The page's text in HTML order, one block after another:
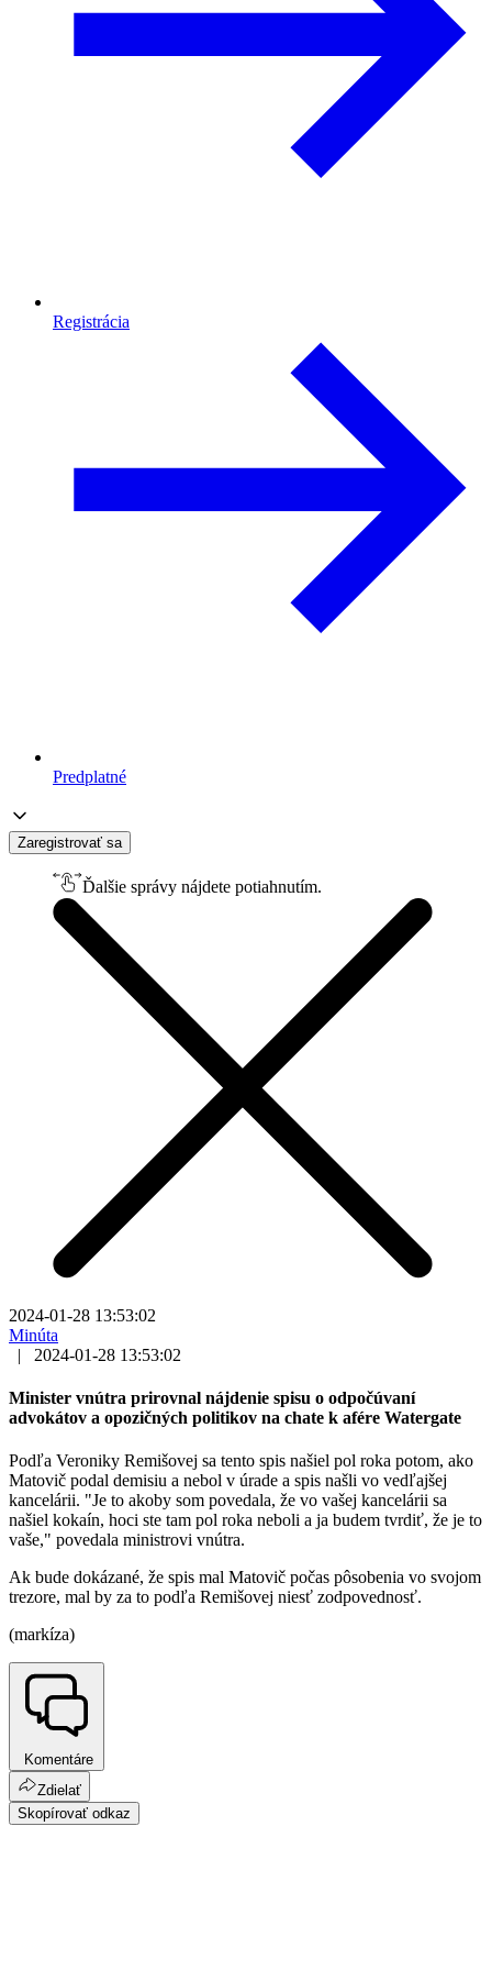
Registrácia
Predplatné
Zaregistrovať sa
Ďalšie správy nájdete potiahnutím.
2024-01-28 13:53:02
Minúta
|
2024-01-28 13:53:02
Minister vnútra prirovnal nájdenie spisu o odpočúvaní
advokátov a opozičných politikov na chate k afére Watergate
Podľa Veroniky Remišovej sa tento spis našiel pol roka potom, ako
Matovič podal demisiu a nebol v úrade a spis našli vo vedľajšej
kancelárii. "Je to akoby som povedala, že vo vašej kancelárii sa
našiel kokaín, hoci ste tam pol roka neboli a ja budem tvrdiť, že je to
vaše," povedala ministrovi vnútra.
Ak bude dokázané, že spis mal Matovič počas pôsobenia vo svojom
trezore, mal by za to podľa Remišovej niesť zodpovednosť.
(markíza)
Komentáre
Zdielať
Skopírovať odkaz